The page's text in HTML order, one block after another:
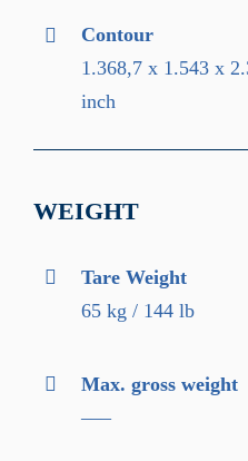
Contour
1.368,7 x 1.543 x
inch
WEIGHT
Tare Weight
65 kg / 144 lb
Max. gross weight
–––